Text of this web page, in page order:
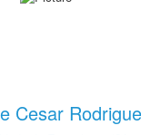
Cesar